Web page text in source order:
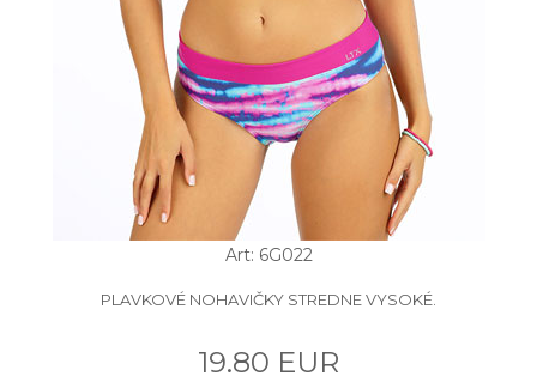
Art: 6G022
PLAVKOVÉ NOHAVIČKY STREDNE VYSOKÉ.
19.80 EUR